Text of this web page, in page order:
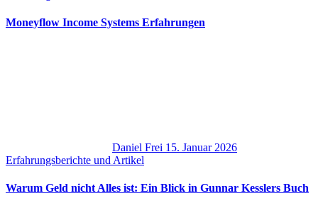
Moneyflow Income Systems Erfahrungen
Daniel Frei 15. Januar 2026
Erfahrungsberichte und Artikel
Warum Geld nicht Alles ist: Ein Blick in Gunnar Kesslers Buch